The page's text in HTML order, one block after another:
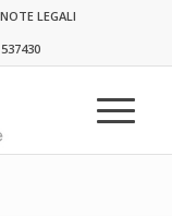
NOTE LEGALI